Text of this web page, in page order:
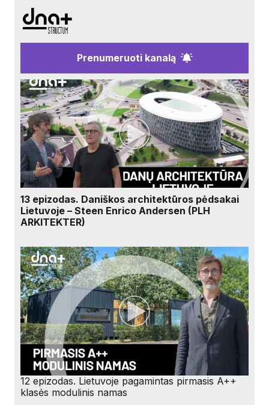
Prenumeruoti kanalą
13 epizodas. Daniškos architektūros pėdsakai
Lietuvoje – Steen Enrico Andersen (PLH
ARKITEKTER)
12 epizodas. Lietuvoje pagamintas pirmasis A++
klasės modulinis namas